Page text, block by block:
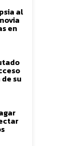
al
en
su